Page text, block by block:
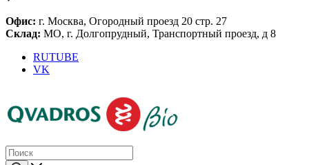
Офис: г. Москва, Огородный проезд 20 стр. 27
Склад: МО, г. Долгопрудный, Транспортный проезд, д 8
RUTUBE
VK